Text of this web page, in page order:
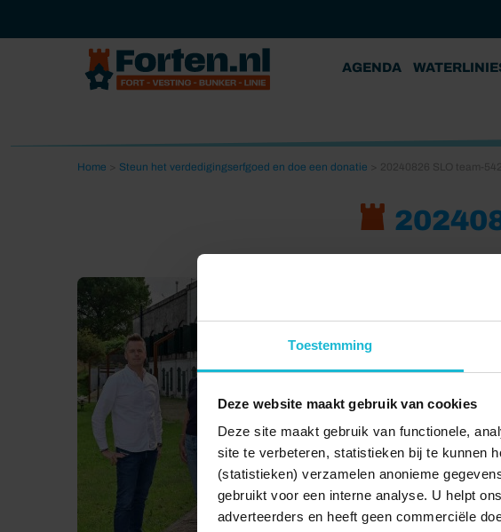
Toestemming
Deze website maakt gebruik van cookies
Deze site maakt gebruik van functionele,
site te verbeteren, statistieken bij te kunnen
(statistieken) verzamelen anonieme
gebruikt voor een interne analyse. U helpt
adverteerders en heeft geen commerciële
AGENDA
Home Steun het verdedigingserfgoed en doe een donatie